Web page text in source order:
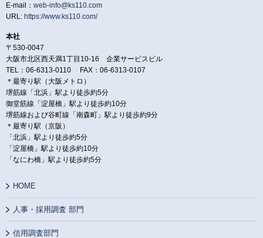
E-mail： web-info@ks110.com
URL: https://www.ks110.com/
本社
〒530-0047
大阪市北区西天満1丁目10-16 企業サービスビル
TEL：06-6313-0110 FAX：06-6313-0107
＊最寄り駅（大阪メトロ）
堺筋線「北浜」駅より徒歩約5分
御堂筋線「淀屋橋」駅より徒歩約10分
堺筋線および谷町線「南森町」駅より徒歩約9分
＊最寄り駅（京阪）
「北浜」駅より徒歩約5分
「淀屋橋」駅より徒歩約10分
「なにわ橋」駅より徒歩約5分
HOME
人事・採用調査 部門
信用調査部門